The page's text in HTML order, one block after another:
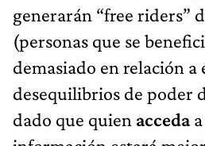
generarán “free riders”
(personas que se
demasiado en relación a
desequilibrios de poder
dado que quien acceda